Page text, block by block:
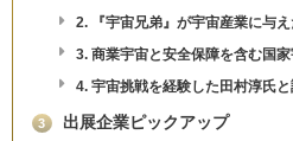
2. 『宇宙兄弟』が宇宙産業に与え
3. 商業宇宙と安全保障を含む国
4. 宇宙挑戦を経験した田村淳氏
3 出展企業ピックアップ